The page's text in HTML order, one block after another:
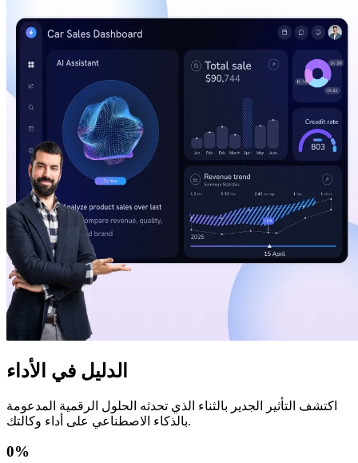
الدليل في الأداء
اكتشف التأثير الجدير بالثناء الذي تحدثه الحلول الرقمية المدعومة
بالذكاء الاصطناعي على أداء وكالتك.
0%